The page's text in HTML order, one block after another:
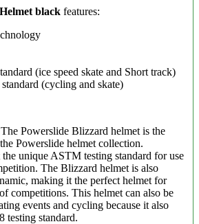
black features:
(ice speed skate and Short track)
(cycling and skate)
Powerslide Blizzard helmet is the
Powerslide helmet collection.
unique ASTM testing standard for use
The Blizzard helmet is also
making it the perfect helmet for
competitions. This helmet can also be
events and cycling because it also
testing standard.